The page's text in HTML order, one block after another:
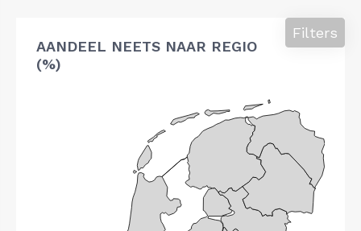
AANDEEL NEETS NAAR REGIO
(%)
Filters